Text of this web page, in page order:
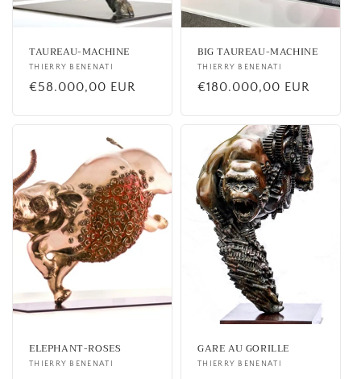
o
TAUREAU-MACHINE
Fournisseur :
THIERRY BENENATI
Prix
€58.000,00 EUR
BIG TAUREAU-MACHINE
Fournisseur :
THIERRY BENENATI
Prix
€180.000,00 EUR
ELEPHANT-ROSES
Fournisseur :
THIERRY BENENATI
GARE AU GORILLE
Fournisseur :
THIERRY BENENATI